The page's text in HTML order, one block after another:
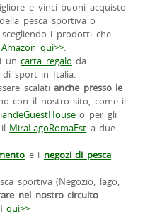
e vinci buoni acquisto
pesca sportiva o
scegliendo i prodotti che
qui>>.
uncarta regalo da
di sport in Italia.
scalatianche presso le
con il nostro sito, come il
o per gli
MiraLagoRomaEst a due
e i negozi di pesca
sportiva (Negozio, lago,
nel nostro circuito
qui>>